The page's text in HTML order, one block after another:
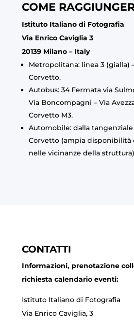
COME
Istituto Italiano di Fotografia
Via Enrico Caviglia 3
20139 Milano – Italy
Metropolitana: linea 3 (gialla)
Corvetto.
Autobus: 34 Fermata via
Via Boncompagni – Via
Corvetto M3.
Automobile: dalla tangenziale
Corvetto (ampia disponibilità
nelle vicinanze della
CONTATTI
Informazioni, prenotazione
richiesta calendario eventi:
Istituto Italiano di Fotografia
Via Enrico Caviglia, 3